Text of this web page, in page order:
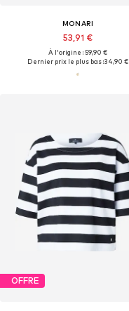
MONARI
53,91 €
À l'origine : 59,90 €
Dernier prix le plus bas :34,90 €
OFFRE